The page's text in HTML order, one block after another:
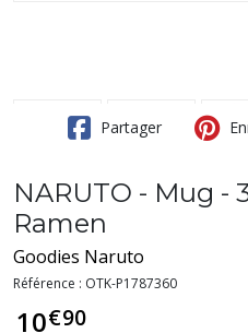
Partager
NARUTO - Mug -
Ramen
Goodies Naruto
Référence : OTK-P1787360
10€90